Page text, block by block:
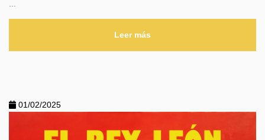
Leer más
01/02/2025